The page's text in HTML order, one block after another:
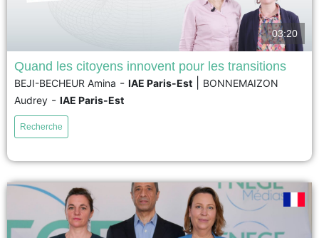
La démocratie est en crise, mais en France, au Maroc et en Tunisie, des
citoyens inventent des alternatives pour répondre aux enjeux du
développement durable. À travers des Organisations Alternatives des
Citoyennetés, ils expérimentent des formes de démocratie économique et
voir
03:20
Quand les citoyens innovent pour les transitions
BEJI-BECHEUR Amina - IAE Paris-Est
BONNEMAIZON
Audrey - IAE Paris-Est
Recherche